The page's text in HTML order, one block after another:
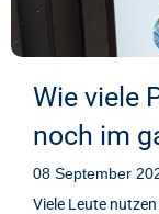
Wie viele
noch im
08 September
Viele Leute